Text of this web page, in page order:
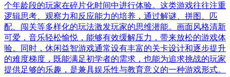
个年龄段的玩家在碎片化时间中进行体验。这类游戏往往注重
逻辑思考、观察力和反应能力的培养，通过解谜、拼图、匹
配、闯关等多样化的玩法激发玩家的思维潜能。画面风格清新
可爱，音乐轻松愉悦，能够有效缓解压力，带来放松的游戏体
验。同时，休闲益智游戏通常设有丰富的关卡设计和逐步提升
的难度梯度，既能满足初学者的需求，也能为追求挑战的玩家
提供足够的乐趣，是兼具娱乐性与教育意义的一种游戏形式。